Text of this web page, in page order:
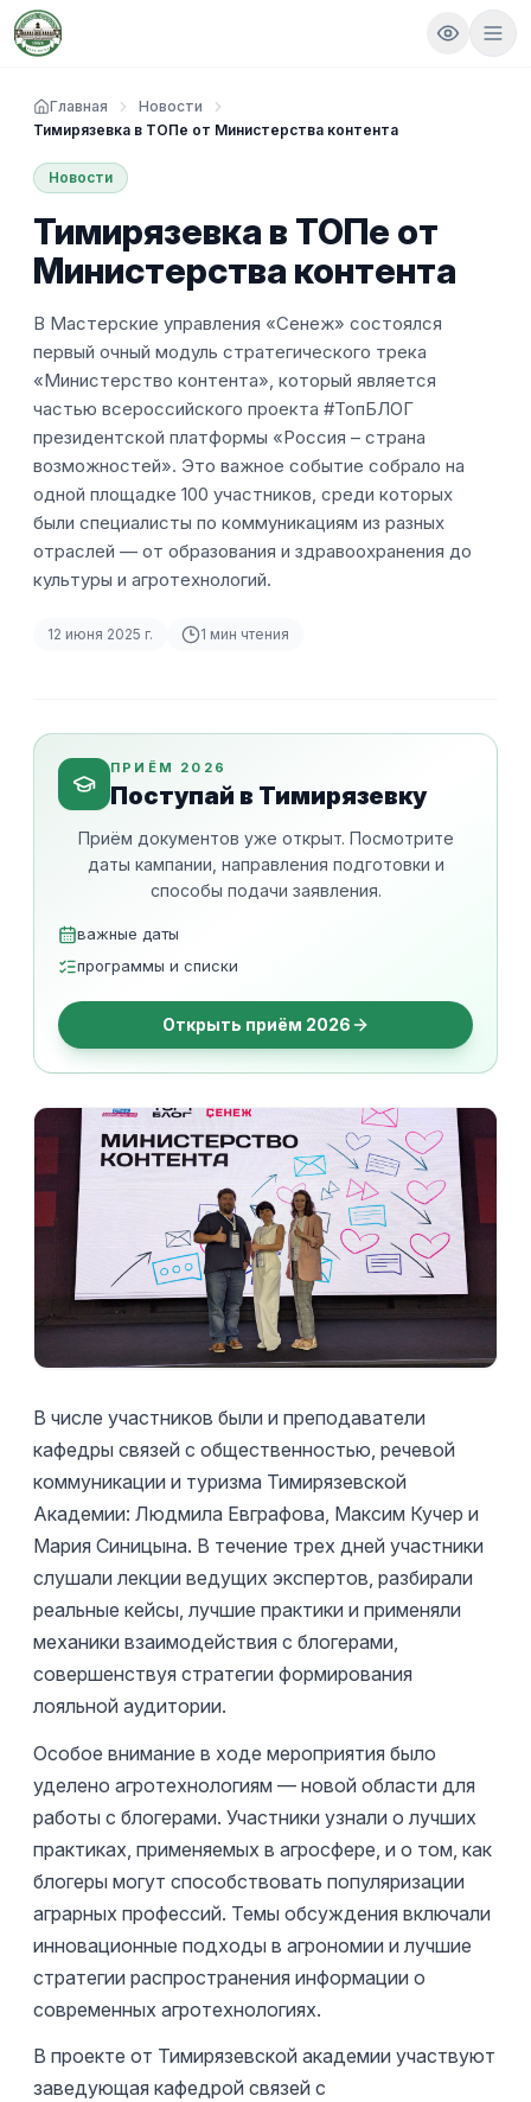
Главная
Новости
Тимирязевка в ТОПе от Министерства контента
Новости
Тимирязевка в ТОПе от
Министерства контента
В Мастерские управления «Сенеж» состоялся
первый очный модуль стратегического трека
«Министерство контента», который является
частью всероссийского проекта #ТопБЛОГ
президентской платформы «Россия – страна
возможностей». Это важное событие собрало на
одной площадке 100 участников, среди которых
были специалисты по коммуникациям из разных
отраслей — от образования и здравоохранения до
культуры и агротехнологий.
12 июня 2025 г. 1 мин чтения
ПРИЁМ 2026
Поступай в Тимирязевку
Приём документов уже открыт. Посмотрите
даты кампании, направления подготовки и
способы подачи заявления.
важные даты
программы и списки
Открыть приём 2026
В числе участников были и преподаватели
кафедры связей с общественностью, речевой
коммуникации и туризма Тимирязевской
Академии: Людмила Евграфова, Максим Кучер и
Мария Синицына. В течение трех дней участники
слушали лекции ведущих экспертов, разбирали
реальные кейсы, лучшие практики и применяли
механики взаимодействия с блогерами,
совершенствуя стратегии формирования
лояльной аудитории.
Особое внимание в ходе мероприятия было
уделено агротехнологиям — новой области для
работы с блогерами. Участники узнали о лучших
практиках, применяемых в агросфере, и о том, как
блогеры могут способствовать популяризации
аграрных профессий. Темы обсуждения включали
инновационные подходы в агрономии и лучшие
стратегии распространения информации о
современных агротехнологиях.
В проекте от Тимирязевской академии участвуют
заведующая кафедрой связей с